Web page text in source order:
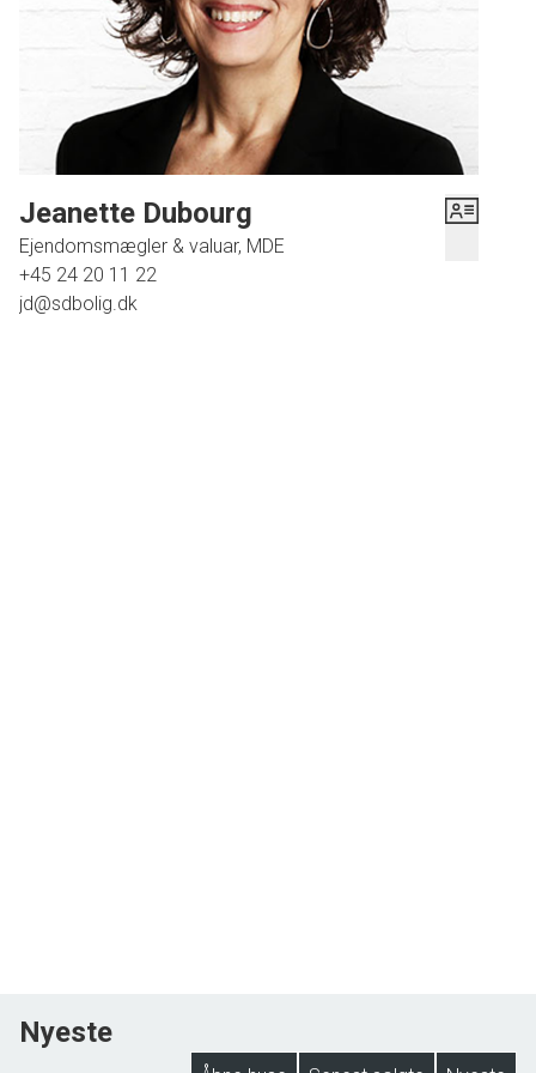
Endvidere carport og rummeligt redskabsrum/udhus.
Kort sagt - du får mulighed for, at nyde det hele i solen med et
minimum af vedligehold. Lige til at flytte ind i.
Jeanette Dubourg
Ejendomsmægler & valuar, MDE
+45 24 20 11 22
jd@sdbolig.dk
Nyeste